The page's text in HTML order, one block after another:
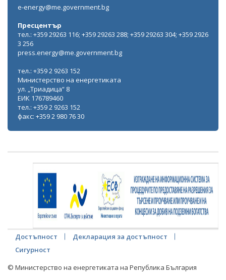
e-energy@me.government.bg
Пресцентър
тел.: +359 29263 116; +359 29263 288; +359 29263 304; +359 2926
3 256
press.energy@me.government.bg
тел.: +359 2 9263 152
Министерство на енергетиката
ул. „Триадица“ 8
ЕИК 176789460
тел.: +359 2 9263 152
факс: +359 2 980 76 30
Достъпност
Декларация за достъпност
Сигурност
© Министерство на енергетиката на Република България